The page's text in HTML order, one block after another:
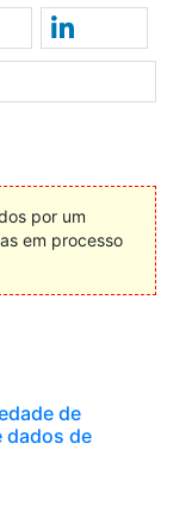
por um
em processo
de
dados de